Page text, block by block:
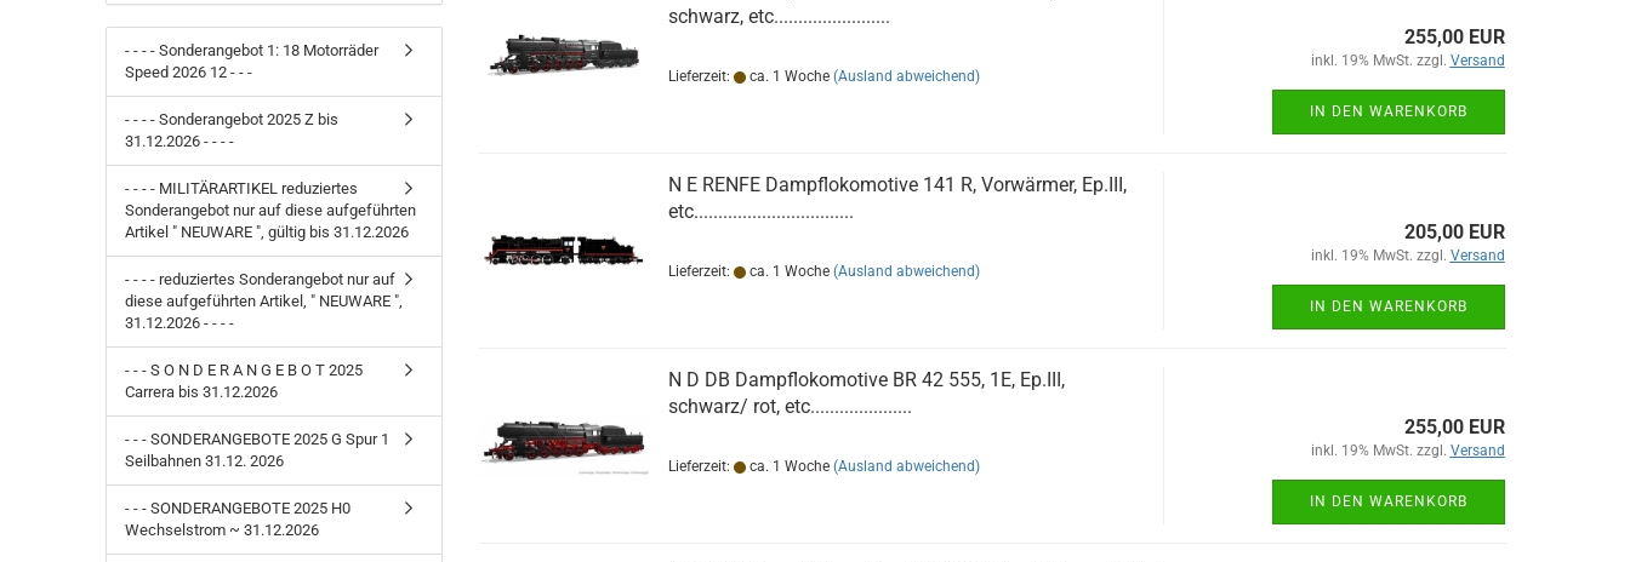
schwarz, etc........................
Lieferzeit: ca. 1 Woche (Ausland abweichend)
255,00 EUR
inkl. 19% MwSt. zzgl. Versand
IN DEN WARENKORB
N E RENFE Dampflokomotive 141 R, Vorwärmer, Ep.III,
etc.................................
Lieferzeit: ca. 1 Woche (Ausland abweichend)
205,00 EUR
inkl. 19% MwSt. zzgl. Versand
IN DEN WARENKORB
N D DB Dampflokomotive BR 42 555, 1E, Ep.III,
schwarz/ rot, etc.....................
Lieferzeit: ca. 1 Woche (Ausland abweichend)
255,00 EUR
inkl. 19% MwSt. zzgl. Versand
IN DEN WARENKORB
- - - - Sonderangebot 1: 18 Motorräder
Speed 2026 12 - - -
- - - - Sonderangebot 2025 Z bis
31.12.2026 - - - -
- - - - MILITÄRARTIKEL reduziertes
Sonderangebot nur auf diese aufgeführten
Artikel " NEUWARE ", gültig bis 31.12.2026
- - - - reduziertes Sonderangebot nur auf
diese aufgeführten Artikel, " NEUWARE ",
31.12.2026 - - - -
- - - S O N D E R A N G E B O T 2025
Carrera bis 31.12.2026
- - - SONDERANGEBOTE 2025 G Spur 1
Seilbahnen 31.12. 2026
- - - SONDERANGEBOTE 2025 H0
Wechselstrom ~ 31.12.2026